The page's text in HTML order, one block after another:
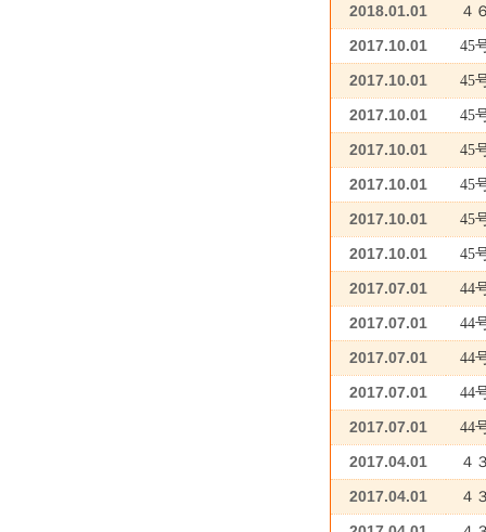
2018.01.01 ４
2017.10.01 45
2017.10.01 45
2017.10.01 45
2017.10.01 45
2017.10.01 45
2017.10.01 45
2017.10.01 45
2017.07.01 44
2017.07.01 44
2017.07.01 44
2017.07.01 44
2017.07.01 44
2017.04.01 ４
2017.04.01 ４